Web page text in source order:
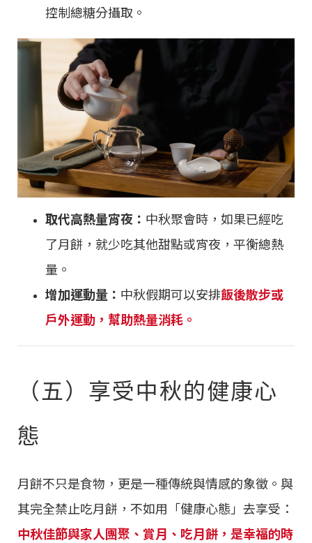
控制總糖分攝取。
取代高熱量宵夜： 中秋聚會時，如果已經吃
了月餅，就少吃其他甜點或宵夜，平衡總熱
量。
增加運動量： 中秋假期可以安排飯後散步或
戶外運動，幫助熱量消耗。
（五）享受中秋的健康心
態
月餅不只是食物，更是一種傳統與情感的象徵。與
其完全禁止吃月餅，不如用「健康心態」去享受：
中秋佳節與家人團聚、賞月、吃月餅，是幸福的時